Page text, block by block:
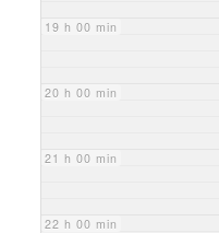
19 h 00 min
20 h 00 min
21 h 00 min
22 h 00 min